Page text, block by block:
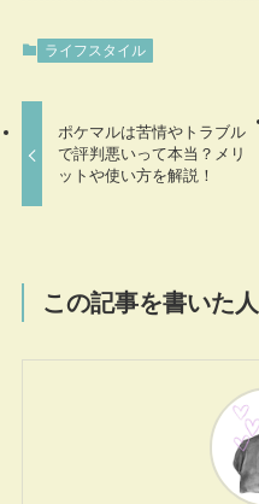
ライフスタイル
ポケマルは苦情やトラブル
で評判悪いって本当？メリ
ットや使い方を解説！
この記事を書いた人